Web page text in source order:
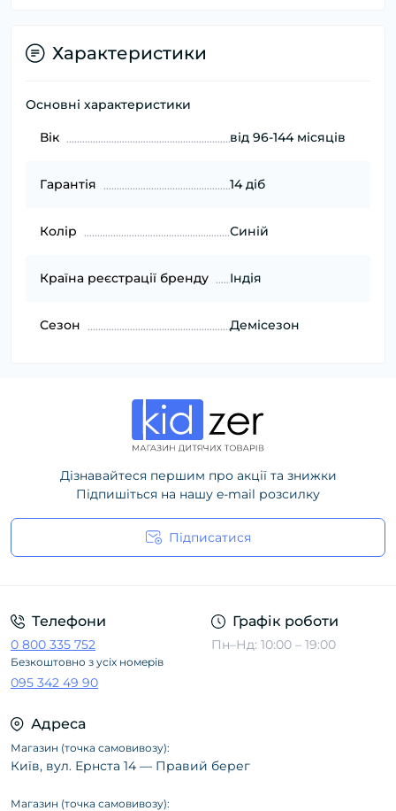
Характеристики
Основні характеристики
Вік від 96-144 місяців
Гарантія 14 діб
Колір Синій
Країна реєстрації бренду Індія
Сезон Демісезон
Дізнавайтеся першим про акції та знижки
Підпишіться на нашу e-mail розсилку
Підписатися
Телефони
0 800 335 752
Безкоштовно з усіх номерів
095 342 49 90
Графік роботи
Пн–Нд: 10:00 – 19:00
Адреса
Магазин (точка самовивозу):
Київ, вул. Ернста 14 — Правий берег
Магазин (точка самовивозу):